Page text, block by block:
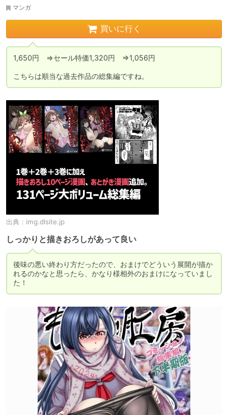
マンガ
買いに行く
1,650円　⇒セール特価1,320円　⇒1,056円
こちらは順当な過去作品の総集編ですね。
出典： img.dlsite.jp
しっかりと描きおろしがあって良い
後味の悪い終わり方だったので、おまけでどういう展開が描か
れるのかなと思ったら、かなり様相外のおまけになっていまし
た！